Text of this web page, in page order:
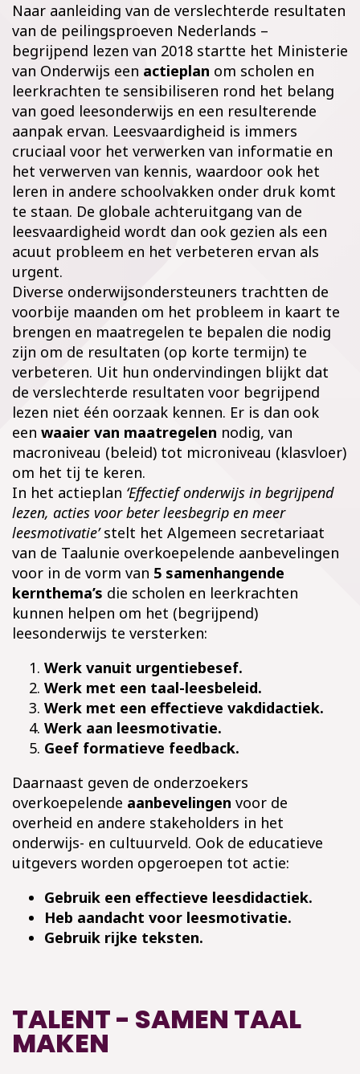
Naar aanleiding van de verslechterde resultaten
van de peilingsproeven Nederlands –
begrijpend lezen van 2018 startte het Ministerie
van Onderwijs een actieplan om scholen en
leerkrachten te sensibiliseren rond het belang
van goed leesonderwijs en een resulterende
aanpak ervan. Leesvaardigheid is immers
cruciaal voor het verwerken van informatie en
het verwerven van kennis, waardoor ook het
leren in andere schoolvakken onder druk komt
te staan. De globale achteruitgang van de
leesvaardigheid wordt dan ook gezien als een
acuut probleem en het verbeteren ervan als
urgent.
Diverse onderwijsondersteuners trachtten de
voorbije maanden om het probleem in kaart te
brengen en maatregelen te bepalen die nodig
zijn om de resultaten (op korte termijn) te
verbeteren. Uit hun ondervindingen blijkt dat
de verslechterde resultaten voor begrijpend
lezen niet één oorzaak kennen. Er is dan ook
een waaier van maatregelen nodig, van
macroniveau (beleid) tot microniveau (klasvloer)
om het tij te keren.
In het actieplan ‘Effectief onderwijs in begrijpend
lezen, acties voor beter leesbegrip en meer
leesmotivatie’stelt het Algemeen secretariaat
van de Taalunie overkoepelende aanbevelingen
voor in de vorm van 5 samenhangende
kernthema’s die scholen en leerkrachten
kunnen helpen om het (begrijpend)
leesonderwijs te versterken:
Werk vanuit urgentiebesef.
Werk met een taal-leesbeleid.
Werk met een effectieve vakdidactiek.
Werk aan leesmotivatie.
Geef formatieve feedback.
Daarnaast geven de onderzoekers
overkoepelende aanbevelingen voor de
overheid en andere stakeholders in het
onderwijs- en cultuurveld. Ook de educatieve
uitgevers worden opgeroepen tot actie:
Gebruik een effectieve leesdidactiek.
Heb aandacht voor leesmotivatie.
Gebruik rijke teksten.
TALENT - SAMEN TAAL
MAKEN